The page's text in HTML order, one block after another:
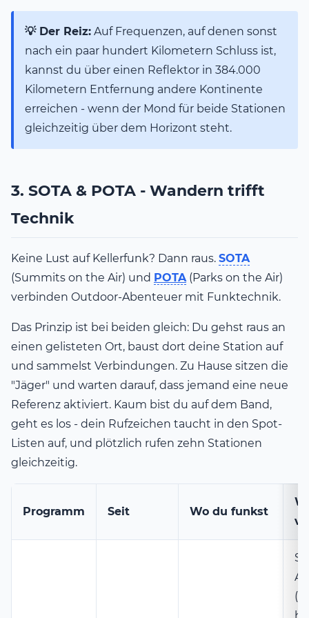
💡 Der Reiz: Auf Frequenzen, auf denen sonst
nach ein paar hundert Kilometern Schluss ist,
kannst du über einen Reflektor in 384.000
Kilometern Entfernung andere Kontinente
erreichen - wenn der Mond für beide Stationen
gleichzeitig über dem Horizont steht.
3. SOTA & POTA - Wandern trifft
Technik
Keine Lust auf Kellerfunk? Dann raus. SOTA
(Summits on the Air) und POTA(Parks on the Air)
verbinden Outdoor-Abenteuer mit Funktechnik.
Das Prinzip ist bei beiden gleich: Du gehst raus an
einen gelisteten Ort, baust dort deine Station auf
und sammelst Verbindungen. Zu Hause sitzen die
"Jäger" und warten darauf, dass jemand eine neue
Referenz aktiviert. Kaum bist du auf dem Band,
geht es los - dein Rufzeichen taucht in den Spot-
Listen auf, und plötzlich rufen zehn Stationen
gleichzeitig.
Programm Seit Wo du funkst